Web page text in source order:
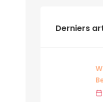
Derniers